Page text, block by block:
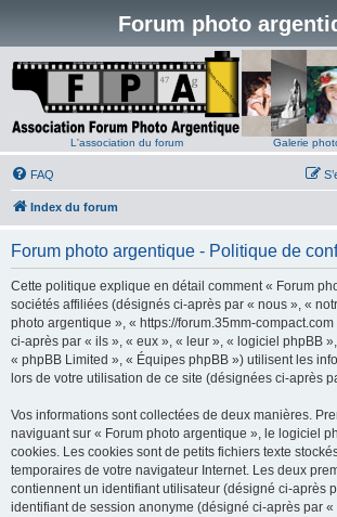
Forum photo
L'association du forum Galerie
FAQ
Index du forum
Forum photo argentique - Politique de
Cette politique explique en détail comment « Forum
sociétés affiliées (désignés ci-après par « nous », «
photo argentique », « https://forum.35mm-
ci-après par « ils », « eux », « leur », « logiciel phpBB
« phpBB Limited », « Équipes phpBB ») utilisent les
lors de votre utilisation de ce site (désignées ci-après
Vos informations sont collectées de deux manières.
naviguant sur « Forum photo argentique », le logiciel
cookies. Les cookies sont de petits fichiers texte
temporaires de votre navigateur Internet. Les deux
contiennent un identifiant utilisateur (désigné ci-après
identifiant de session anonyme (désigné ci-après par